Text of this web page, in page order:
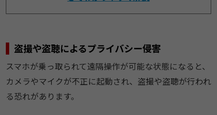
盗撮や盗聴によるプライバシー侵害
スマホが乗っ取られて遠隔操作が可能な状態になると、
カメラやマイクが不正に起動され、盗撮や盗聴が行われ
る恐れがあります。